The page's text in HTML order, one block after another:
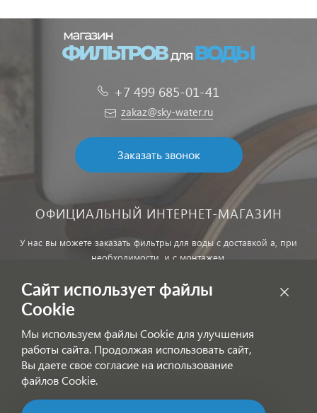
+7 499 685-01-41
zakaz@sky-water.ru
Заказать звонок
ОФИЦИАЛЬНЫЙ ИНТЕРНЕТ-МАГАЗИН
У нас вы можете заказать фильтры для воды с доставкой а, при
необходимости, и с монтажем.
офертой!
Согласие на получение информационных рассылок
Сайт использует файлы
Cookie
Мы используем файлы Cookie для улучшения
работы сайта. Продолжая использовать сайт,
Вы даете свое согласие на использование
файлов Cookie.